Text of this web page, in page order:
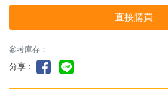
直接購買
參考庫存：
分享：